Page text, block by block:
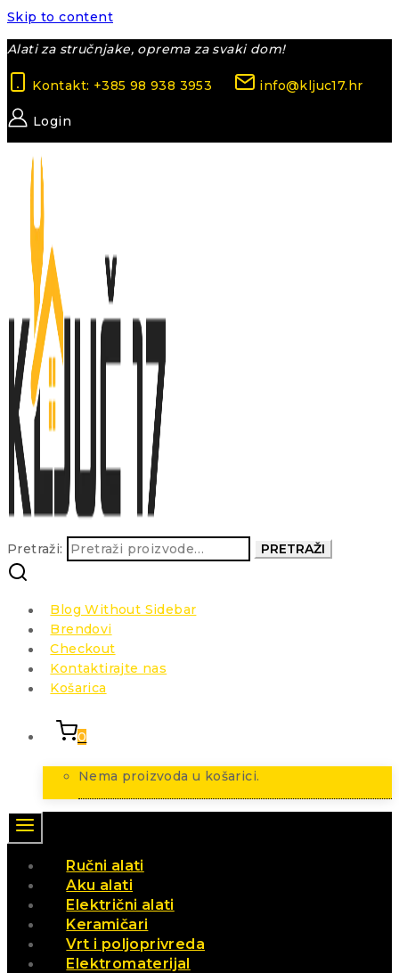
Skip to content
Alati za stručnjake, oprema za svaki dom!
Kontakt: +385 98 938 3953 info@kljuc17.hr
Login
Pretraži: PRETRAŽI
Blog Without Sidebar
Brendovi
Checkout
Kontaktirajte nas
Košarica
0
Nema proizvoda u košarici.
Ručni alati
Aku alati
Električni alati
Keramičari
Vrt i poljoprivreda
Elektromaterijal